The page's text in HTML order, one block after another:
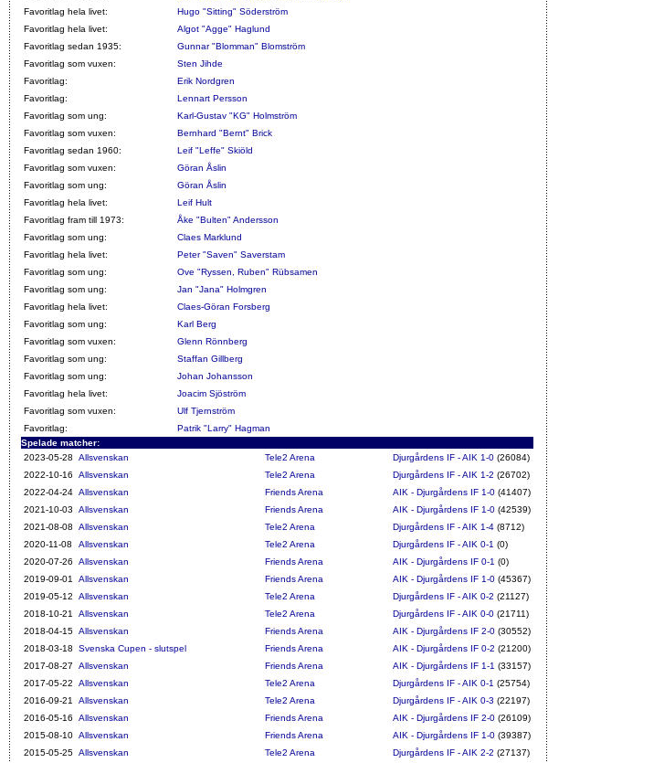
Favoritlag hela livet:
Hugo "Sitting" Söderström
Favoritlag hela livet:
Algot "Agge" Haglund
Favoritlag sedan 1935:
Gunnar "Blomman" Blomström
Favoritlag som vuxen:
Sten Jihde
Favoritlag:
Erik Nordgren
Favoritlag:
Lennart Persson
Favoritlag som ung:
Karl-Gustav "KG" Holmström
Favoritlag som vuxen:
Bernhard "Bernt" Brick
Favoritlag sedan 1960:
Leif "Leffe" Skiöld
Favoritlag som vuxen:
Göran Åslin
Favoritlag som ung:
Göran Åslin
Favoritlag hela livet:
Leif Hult
Favoritlag fram till 1973:
Åke "Bulten" Andersson
Favoritlag som ung:
Claes Marklund
Favoritlag hela livet:
Peter "Saven" Saverstam
Favoritlag som ung:
Ove "Ryssen, Ruben" Rübsamen
Favoritlag som ung:
Jan "Jana" Holmgren
Favoritlag hela livet:
Claes-Göran Forsberg
Favoritlag som ung:
Karl Berg
Favoritlag som vuxen:
Glenn Rönnberg
Favoritlag som ung:
Staffan Gillberg
Favoritlag som ung:
Johan Johansson
Favoritlag hela livet:
Joacim Sjöström
Favoritlag som vuxen:
Ulf Tjernström
Favoritlag:
Patrik "Larry" Hagman
Spelade matcher:
2023-05-28
Allsvenskan Tele2 Arena Djurgårdens IF - AIK 1-0 (26084)
2022-10-16
Allsvenskan Tele2 Arena Djurgårdens IF - AIK 1-2 (26702)
2022-04-24 Allsvenskan Friends Arena AIK - Djurgårdens IF 1-0 (41407)
2021-10-03
Allsvenskan Friends Arena AIK - Djurgårdens IF 1-0 (42539)
2021-08-08
Allsvenskan Tele2 Arena Djurgårdens IF - AIK 1-4 (8712)
2020-11-08
Allsvenskan Tele2 Arena Djurgårdens IF - AIK 0-1 (0)
2020-07-26
Allsvenskan Friends Arena AIK - Djurgårdens IF 0-1 (0)
2019-09-01
Allsvenskan Friends Arena AIK - Djurgårdens IF 1-0 (45367)
2019-05-12
Allsvenskan Tele2 Arena Djurgårdens IF - AIK 0-2 (21127)
2018-10-21
Allsvenskan Tele2 Arena Djurgårdens IF - AIK 0-0 (21711)
2018-04-15 Allsvenskan Friends Arena AIK - Djurgårdens IF 2-0 (30552)
2018-03-18
Svenska Cupen - slutspel Friends Arena AIK - Djurgårdens IF 0-2 (21200)
2017-08-27
Allsvenskan Friends Arena AIK - Djurgårdens IF 1-1 (33157)
2017-05-22
Allsvenskan Tele2 Arena Djurgårdens IF - AIK 0-1 (25754)
2016-09-21
Allsvenskan Tele2 Arena Djurgårdens IF - AIK 0-3 (22197)
2016-05-16
Allsvenskan Friends Arena AIK - Djurgårdens IF 2-0 (26109)
2015-08-10 Allsvenskan Friends Arena AIK - Djurgårdens IF 1-0 (39387)
2015-05-25 Allsvenskan Tele2 Arena Djurgårdens IF - AIK 2-2 (27137)